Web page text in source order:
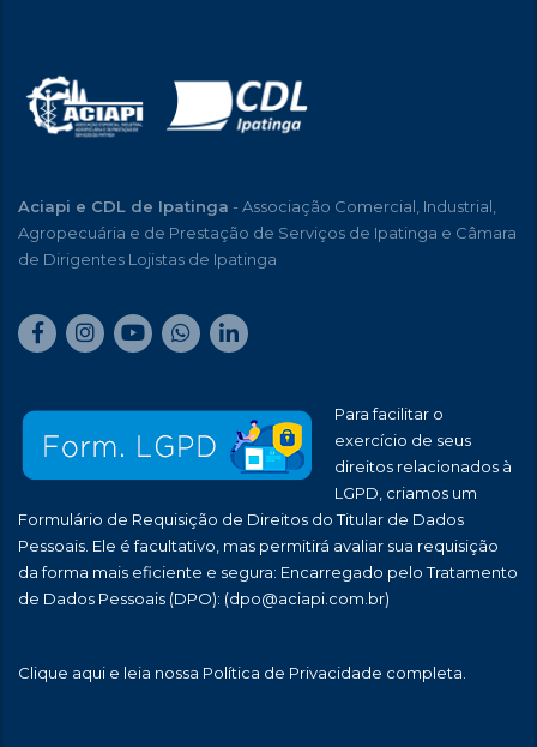
Aciapi e CDL de Ipatinga - Associação Comercial, Industrial,
Agropecuária e de Prestação de Serviços de Ipatinga e Câmara
de Dirigentes Lojistas de Ipatinga
Para facilitar o
exercício de seus
direitos relacionados à
LGPD, criamos um
Formulário de Requisição de Direitos do Titular de Dados
Pessoais. Ele é facultativo, mas permitirá avaliar sua requisição
da forma mais eficiente e segura: Encarregado pelo Tratamento
de Dados Pessoais (DPO): (dpo@aciapi.com.br)
Clique aqui e leia nossa Política de Privacidade completa.